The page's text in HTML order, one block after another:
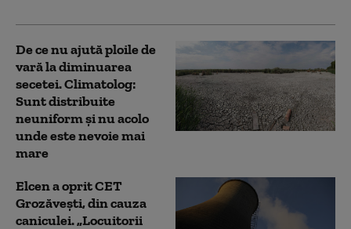
De ce nu ajută ploile de
vară la diminuarea
secetei. Climatolog:
Sunt distribuite
neuniform și nu acolo
unde este nevoie mai
mare
Elcen a oprit CET
Grozăveşti, din cauza
caniculei. „Locuitorii